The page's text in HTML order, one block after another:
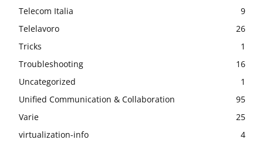
Telecom Italia
9
Telelavoro
26
Tricks
1
Troubleshooting
16
Uncategorized
1
Unified Communication & Collaboration
95
Varie
25
virtualization-info
4